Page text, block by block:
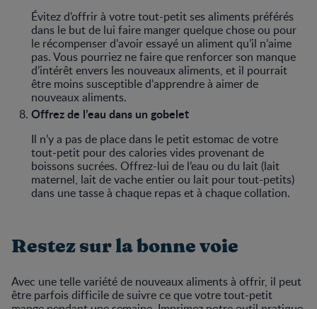
Évitez d’offrir à votre tout-petit ses aliments préférés
dans le but de lui faire manger quelque chose ou pour
le récompenser d’avoir essayé un aliment qu’il n’aime
pas. Vous pourriez ne faire que renforcer son manque
d’intérêt envers les nouveaux aliments, et il pourrait
être moins susceptible d’apprendre à aimer de
nouveaux aliments.
Offrez de l’eau dans un gobelet
Il n’y a pas de place dans le petit estomac de votre
tout-petit pour des calories vides provenant de
boissons sucrées. Offrez-lui de l’eau ou du lait (lait
maternel, lait de vache entier ou lait pour tout-petits)
dans une tasse à chaque repas et à chaque collation.
Restez sur la bonne voie
Avec une telle variété de nouveaux aliments à offrir, il peut
être parfois difficile de suivre ce que votre tout-petit